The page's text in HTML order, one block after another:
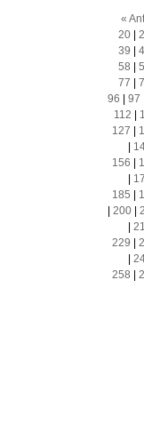
«
20|
39
58
77
96
97
112
127
156
185
200|
229
258